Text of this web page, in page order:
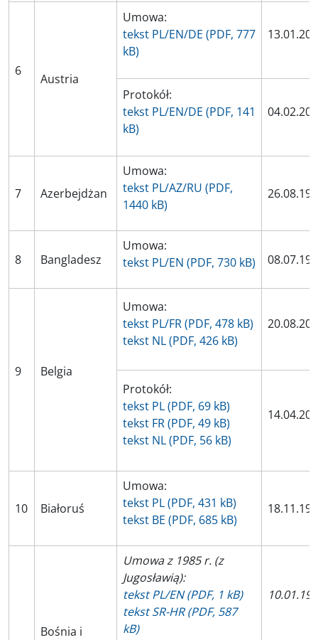
6
Austria
Umowa:
tekst PL/EN/DE (PDF, 777
kB)
Protokół:
tekst PL/EN/DE (PDF, 141
kB)
7 Azerbejdżan
Umowa:
tekst PL/AZ/RU (PDF,
1440 kB)
8 Bangladesz
Umowa:
tekst PL/EN (PDF, 730 kB)
9 Belgia
Umowa:
tekst PL/FR (PDF, 478 kB)
tekst NL (PDF, 426 kB)
Protokół:
tekst PL (PDF, 69 kB)
tekst FR (PDF, 49 kB)
tekst NL (PDF, 56 kB)
10 Białoruś
Umowa:
tekst PL (PDF, 431 kB)
tekst BE (PDF, 685 kB)
Bośnia i
Umowa z 1985 r. (z
Jugosławią):
tekst PL/EN (PDF, 1 kB)
tekst SR-HR (PDF, 587
kB)